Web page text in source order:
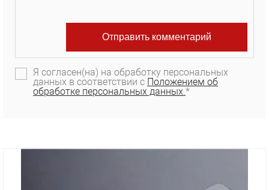
Я согласен(на) на обработку персональных
данных в соответствии с Положением об
обработке персональных данных.*